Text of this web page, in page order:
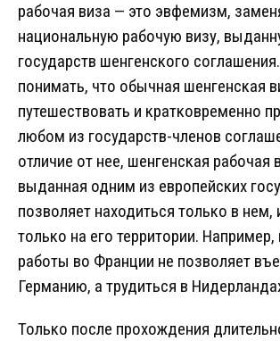
рабочая виза — это эвфемизм,
национальную рабочую визу,
государств шенгенского
понимать, что обычная шенгенская
путешествовать и кратковременно
любом из государств-членов
отличие от нее, шенгенская рабочая
выданная одним из европейских
позволяет находиться только в нем,
только на его территории. Например,
работы во Франции не позволяет
Германию, а трудиться в
Только после прохождения